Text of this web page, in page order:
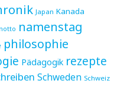
Japan Kanada
namenstag
philosophie
Pädagogik rezepte
Schweden Schweiz